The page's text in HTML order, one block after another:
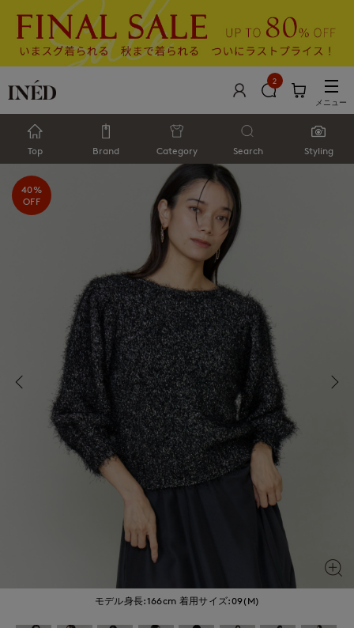
2
メニュー
Top Brand Category Search Styling
モデル身長:166cm 着用サイズ:09(M)
40%
OFF